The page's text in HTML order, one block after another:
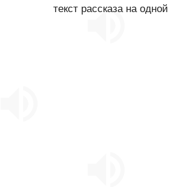
текст рассказа на